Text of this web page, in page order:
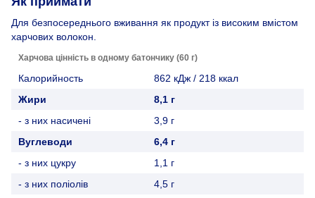
Для безпосереднього вживання як продукт із високим вмістом
харчових волокон.
Харчова цінність в одному батончику (60 г)
Калорийность
862 кДж / 218 ккал
Жири
8,1 г
- з них насичені
3,9 г
Вуглеводи
6,4 г
- з них цукру
1,1 г
- з них поліолів
4,5 г